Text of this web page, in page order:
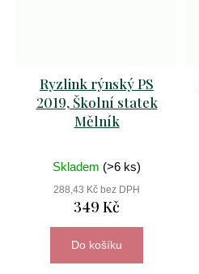
Ryzlink rýnský PS
2019, Školní statek
Mělník
Skladem (>6 ks)
288,43 Kč bez DPH
349 Kč
Do košíku